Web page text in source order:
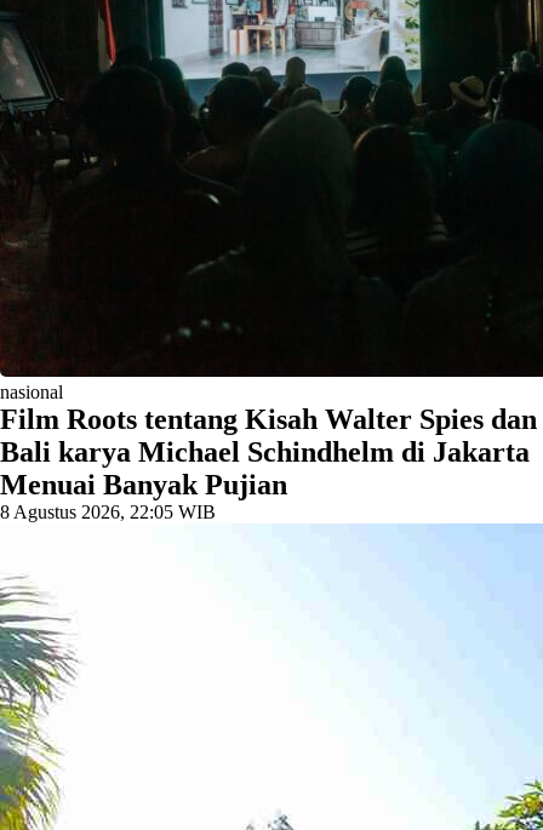
nasional
Film Roots tentang Kisah Walter Spies dan
Bali karya Michael Schindhelm di Jakarta
Menuai Banyak Pujian
8 Agustus 2026, 22:05 WIB